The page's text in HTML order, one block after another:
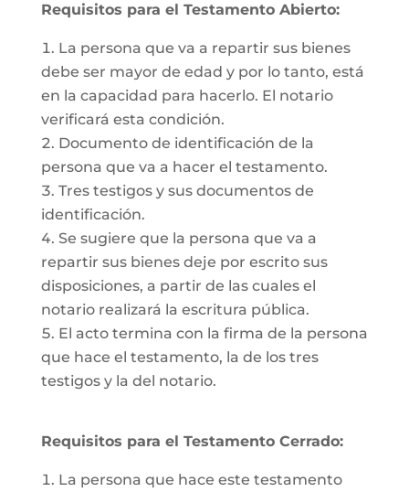
Requisitos para el Testamento Abierto:
La persona que va a repartir sus bienes
debe ser mayor de edad y por lo tanto, está
en la capacidad para hacerlo. El notario
verificará esta condición.
Documento de identificación de la
persona que va a hacer el testamento.
Tres testigos y sus documentos de
identificación.
Se sugiere que la persona que va a
repartir sus bienes deje por escrito sus
disposiciones, a partir de las cuales el
notario realizará la escritura pública.
El acto termina con la firma de la persona
que hace el testamento, la de los tres
testigos y la del notario.
Requisitos para el Testamento Cerrado:
La persona que hace este testamento